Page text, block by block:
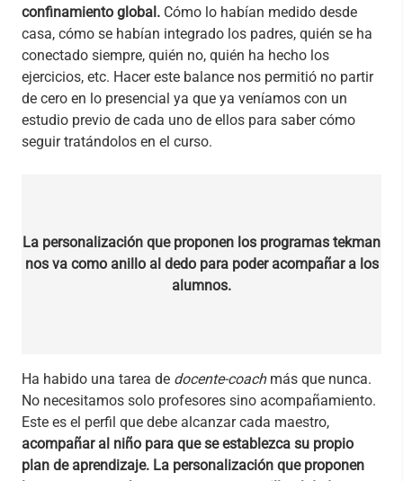
confinamiento global. Cómo lo habían medido desde
casa, cómo se habían integrado los padres, quién se ha
conectado siempre, quién no, quién ha hecho los
ejercicios, etc. Hacer este balance nos permitió no partir
de cero en lo presencial ya que ya veníamos con un
estudio previo de cada uno de ellos para saber cómo
seguir tratándolos en el curso.
La personalización que proponen los programas tekman
nos va como anillo al dedo para poder acompañar a los
alumnos.
Ha habido una tarea de docente-coachmás que nunca.
No necesitamos solo profesores sino acompañamiento.
Este es el perfil que debe alcanzar cada maestro,
acompañar al niño para que se establezca su propio
plan de aprendizaje. La personalización que proponen